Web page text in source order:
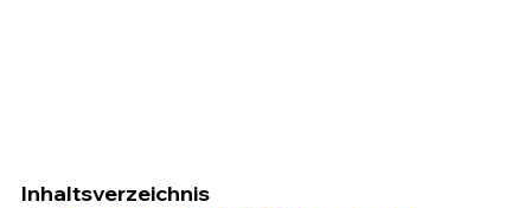
Inhaltsverzeichnis